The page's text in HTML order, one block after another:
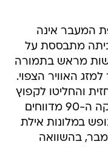
המעבר אינה
מתבססת על
מראש בתמורה
האוויר הצפוי.
והחליטו לקפוץ
לאילת ברגע האחרון? באתר הדקה ה-90 מדווחים
בהזמנות לנופש במלונות אילת
בהשוואה